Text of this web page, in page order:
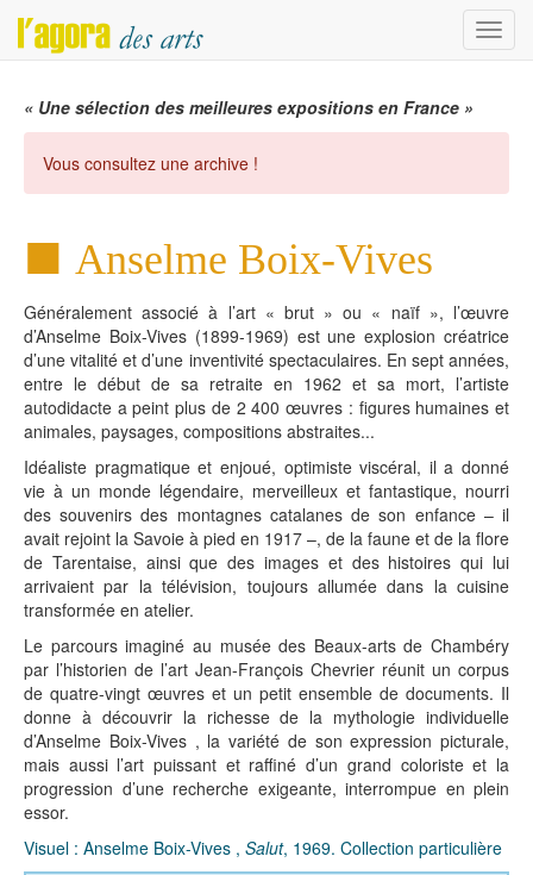
Menu
« Une sélection des meilleures expositions en France »
Vous consultez une archive !
Anselme Boix-Vives
Généralement associé à l’art « brut » ou « naïf », l’œuvre
d’Anselme Boix-Vives (1899-1969) est une explosion créatrice
d’une vitalité et d’une inventivité spectaculaires. En sept années,
entre le début de sa retraite en 1962 et sa mort, l’artiste
autodidacte a peint plus de 2 400 œuvres : figures humaines et
animales, paysages, compositions abstraites...
Idéaliste pragmatique et enjoué, optimiste viscéral, il a donné
vie à un monde légendaire, merveilleux et fantastique, nourri
des souvenirs des montagnes catalanes de son enfance – il
avait rejoint la Savoie à pied en 1917 –, de la faune et de la flore
de Tarentaise, ainsi que des images et des histoires qui lui
arrivaient par la télévision, toujours allumée dans la cuisine
transformée en atelier.
Le parcours imaginé au musée des Beaux-arts de Chambéry
par l’historien de l’art Jean-François Chevrier réunit un corpus
de quatre-vingt œuvres et un petit ensemble de documents. Il
donne à découvrir la richesse de la mythologie individuelle
d’Anselme Boix-Vives , la variété de son expression picturale,
mais aussi l’art puissant et raffiné d’un grand coloriste et la
progression d’une recherche exigeante, interrompue en plein
essor.
Visuel : Anselme Boix-Vives , Salut, 1969. Collection particulière